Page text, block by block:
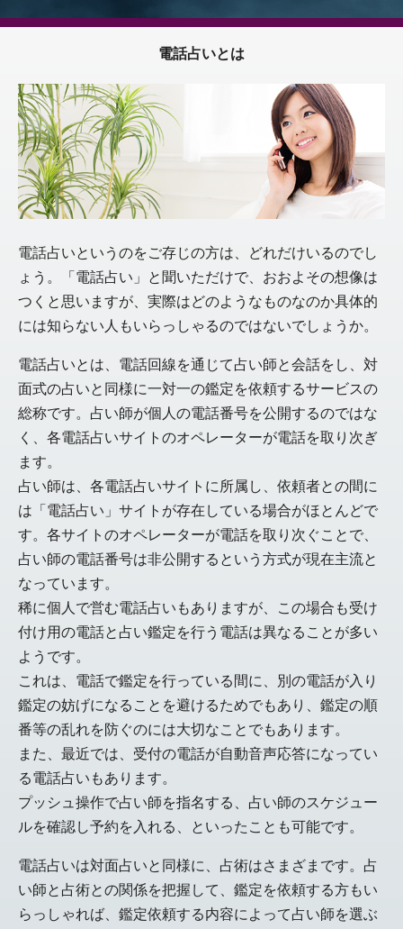
電話占いとは
電話占いというのをご存じの方は、どれだけいるのでし
ょう。「電話占い」と聞いただけで、おおよその想像は
つくと思いますが、実際はどのようなものなのか具体的
には知らない人もいらっしゃるのではないでしょうか。
電話占いとは、電話回線を通じて占い師と会話をし、対
面式の占いと同様に一対一の鑑定を依頼するサービスの
総称です。占い師が個人の電話番号を公開するのではな
く、各電話占いサイトのオペレーターが電話を取り次ぎ
ます。
占い師は、各電話占いサイトに所属し、依頼者との間に
は「電話占い」サイトが存在している場合がほとんどで
す。各サイトのオペレーターが電話を取り次ぐことで、
占い師の電話番号は非公開するという方式が現在主流と
なっています。
稀に個人で営む電話占いもありますが、この場合も受け
付け用の電話と占い鑑定を行う電話は異なることが多い
ようです。
これは、電話で鑑定を行っている間に、別の電話が入り
鑑定の妨げになることを避けるためでもあり、鑑定の順
番等の乱れを防ぐのには大切なことでもあります。
また、最近では、受付の電話が自動音声応答になってい
る電話占いもあります。
プッシュ操作で占い師を指名する、占い師のスケジュー
ルを確認し予約を入れる、といったことも可能です。
電話占いは対面占いと同様に、占術はさまざまです。占
い師と占術との関係を把握して、鑑定を依頼する方もい
らっしゃれば、鑑定依頼する内容によって占い師を選ぶ